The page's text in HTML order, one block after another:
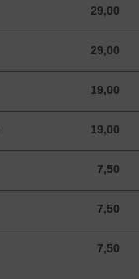
29,00
29,00 EUR
29,00
29,00 EUR
19,00
19,00 EUR
19,00
19,00 EUR
7,50
7,50 EUR
7,50
7,50 EUR
7,50
7,50 EUR